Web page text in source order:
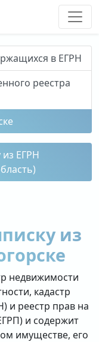
в ЕГРН
реестра
из ЕГРН
из
недвижимости
кадастр
и реестр прав на
и содержит
имуществе, его